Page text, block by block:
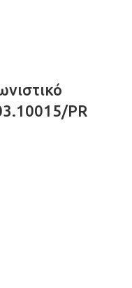
PR